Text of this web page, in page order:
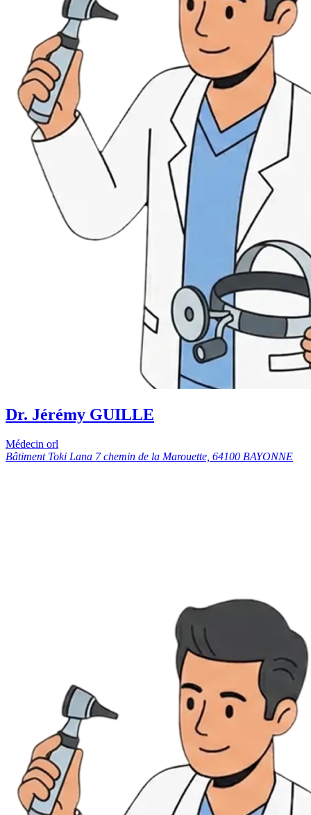
Dr. Jérémy GUILLE
Médecin orl
Bâtiment Toki Lana 7 chemin de la Marouette, 64100 BAYONNE